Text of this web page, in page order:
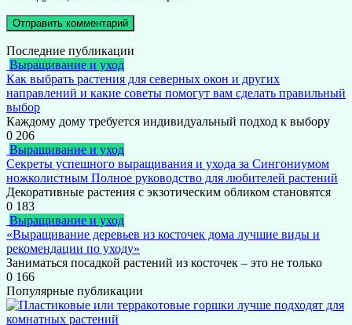
Последние публикации
Выращивание и уход
Как выбрать растения для северных окон и других
направлений и какие советы помогут вам сделать правильный
выбор
Каждому дому требуется индивидуальный подход к выбору
0 206
Выращивание и уход
Секреты успешного выращивания и ухода за Сингониумом
ножколистным Полное руководство для любителей растений
Декоративные растения с экзотическим обликом становятся
0 183
Выращивание и уход
«Выращивание деревьев из косточек дома лучшие виды и
рекомендации по уходу»
Заниматься посадкой растений из косточек – это не только
0 166
Популярные публикации